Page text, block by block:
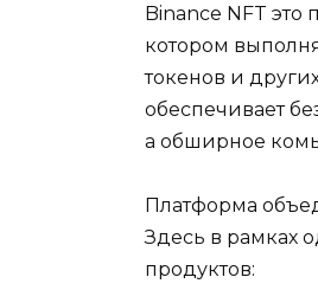
Binance NFT
котором
токенов и
обеспечивает
а обширное
Платформа
Здесь в рамках
продуктов: